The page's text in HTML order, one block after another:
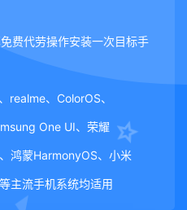
费代劳操作安装一次目标手
realme、ColorOS、
One UI、荣耀
鸿蒙HarmonyOS、小米
主流手机系统均适用